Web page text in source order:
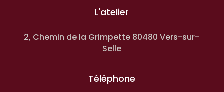
L'atelier
2, Chemin de la Grimpette 80480 Vers-sur-
Selle
Téléphone